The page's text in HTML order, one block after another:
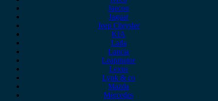
Jaecoo
Jaguar
Jeep Chrysler
KIA
Lada
Lancia
Leapmotor
Lexus
Lynk & co
Mazda
Mercedes